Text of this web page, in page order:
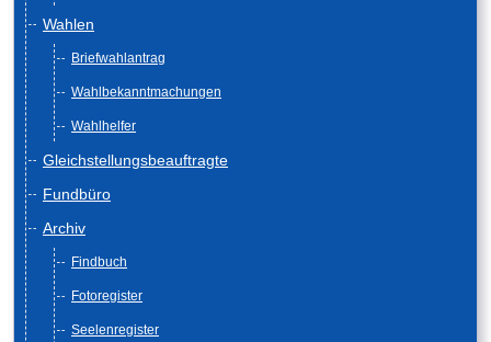
Wahlen
Briefwahlantrag
Wahlbekanntmachungen
Wahlhelfer
Gleichstellungsbeauftragte
Fundbüro
Archiv
Findbuch
Fotoregister
Seelenregister